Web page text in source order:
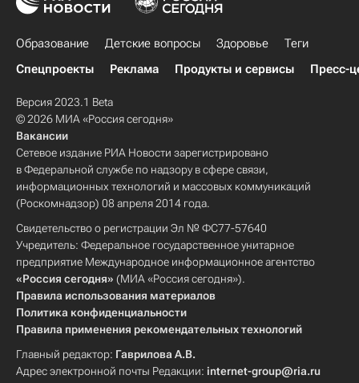
Образование Детские вопросы Здоровье
Теги
Спецпроекты
Реклама Продукты и сервисы Пресс-
Версия 2023.1 Beta
© 2026 МИА «Россия сегодня»
Вакансии
Сетевое издание РИА Новости зарегистрировано
в Федеральной службе по надзору в сфере связи,
информационных технологий и массовых коммуникаций
(Роскомнадзор) 08 апреля 2014 года.
Свидетельство о регистрации Эл № ФС77-57640
Учредитель: Федеральное государственное унитарное
предприятие Международное информационное агентство
«Россия сегодня» (МИА «Россия сегодня»).
Правила использования материалов
Политика конфиденциальности
Правила применения рекомендательных технологий
Главный редактор: Гаврилова А.В.
Адрес электронной почты Редакции: internet-group@ria.ru